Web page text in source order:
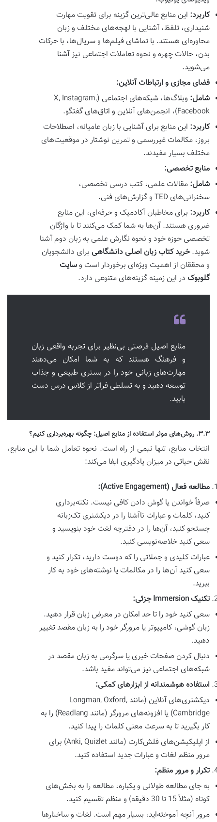
کاربرد: این منابع عالی‌ترین گزینه برای تقویت مهارت
شنیداری، تلفظ، آشنایی با لهجه‌های مختلف و زبان
محاوره‌ای هستند. با تماشای فیلم‌ها و سریال‌ها، با حرکات
بدن، حالات چهره و نحوه تعاملات اجتماعی نیز آشنا
می‌شوید.
فضای مجازی و ارتباطات آنلاین:
شامل:
وبلاگ‌ها، شبکه‌های اجتماعی (X, Instagram,
Facebook)، انجمن‌های آنلاین و اتاق‌های گفتگو.
کاربرد: این منابع برای آشنایی با زبان عامیانه، اصطلاحات
بروز، مکالمات غیررسمی و تمرین نوشتار در موقعیت‌های
مختلف بسیار مفیدند.
منابع تخصصی:
شامل: مقالات علمی، کتب درسی تخصصی،
سخنرانی‌های TED و گزارش‌های فنی.
کاربرد: برای مخاطبان آکادمیک و حرفه‌ای، این منابع
ضروری هستند. آن‌ها به شما کمک می‌کنند تا با واژگان
تخصصی حوزه خود و نحوه نگارش علمی به زبان دوم آشنا
شوید.خرید کتاب زبان اصلی دانشگاهی برای دانشجویان
و محققان از اهمیت ویژه‌ای برخوردار است وسایت
گلوبوک در این زمینه گزینه‌های متنوعی دارد.
منابع اصیل فرصتی بی‌نظیر برای تجربه واقعی زبان
و فرهنگ هستند که به شما امکان می‌دهند
مهارت‌های زبانی خود را در بستری طبیعی و جذاب
توسعه دهید و به تسلطی فراتر از کلاس درس دست
یابید.
۳.۳. روش‌های موثر استفاده از منابع اصیل: چگونه بهره‌برداری کنیم؟
انتخاب منابع، تنها نیمی از راه است. نحوه تعامل شما با این منابع،
نقش حیاتی در میزان یادگیری ایفا می‌کند:
مطالعه فعال (Active Engagement):
صرفاً خواندن یا گوش دادن کافی نیست. نکته‌برداری
کنید، کلمات و عبارات ناآشنا را در دیکشنری تک‌زبانه
جستجو کنید، آن‌ها را در دفترچه لغت خود بنویسید و
سعی کنید خلاصه‌نویسی کنید.
عبارات کلیدی و جملاتی را که دوست دارید، تکرار کنید و
سعی کنید آن‌ها را در مکالمات یا نوشته‌های خود به کار
ببرید.
تکنیک Immersion جزئی:
سعی کنید خود را تا حد امکان در معرض زبان قرار دهید.
زبان گوشی، کامپیوتر یا مرورگر خود را به زبان مقصد تغییر
دهید.
دنبال کردن صفحات خبری یا سرگرمی به زبان مقصد در
شبکه‌های اجتماعی نیز می‌تواند مفید باشد.
استفاده هوشمندانه از ابزارهای کمکی:
دیکشنری‌های آنلاین (مانند Longman, Oxford,
Cambridge) یا افزونه‌های مرورگر (مانند Readlang) را به
کار بگیرید تا به سرعت معنی کلمات را پیدا کنید.
از اپلیکیشن‌های فلش‌کارت (مانند Anki, Quizlet) برای
مرور منظم لغات و عبارات جدید استفاده کنید.
تکرار و مرور منظم:
به جای مطالعه طولانی و یکباره، مطالعه را به بخش‌های
کوتاه (مثلاً 15 تا 30 دقیقه) و منظم تقسیم کنید.
مرور آنچه آموخته‌اید، بسیار مهم است. لغات و ساختارها